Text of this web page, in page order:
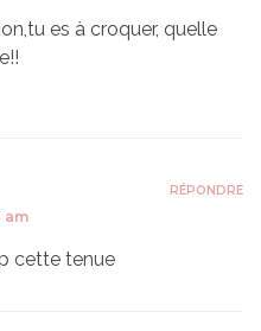
es à croquer, quelle
am
cette tenue
RÉPONDRE